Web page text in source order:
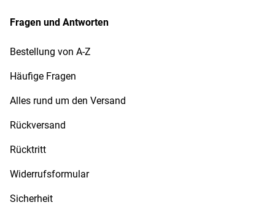
Fragen und Antworten
Bestellung von A-Z
Häufige Fragen
Alles rund um den Versand
Rückversand
Rücktritt
Widerrufsformular
Sicherheit